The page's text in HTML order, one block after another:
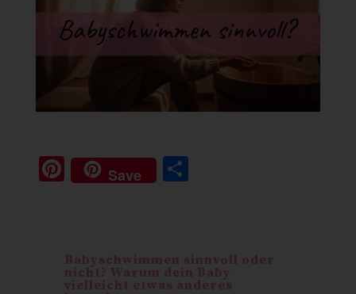
Pi
st
Save
Babyschwimmen sinnvoll oder
nicht? Warum dein Baby
vielleicht etwas anderes